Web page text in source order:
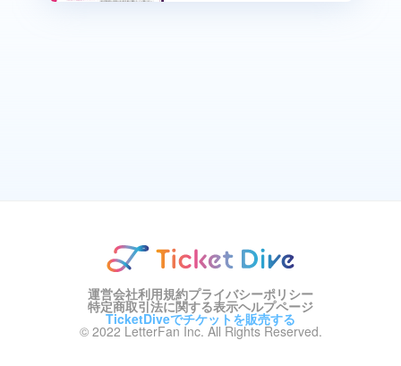
運営会社利用規約プライバシーポリシー
特定商取引法に関する表示ヘルプページ
TicketDiveでチケットを販売する
© 2022 LetterFan Inc. All Rights Reserved.